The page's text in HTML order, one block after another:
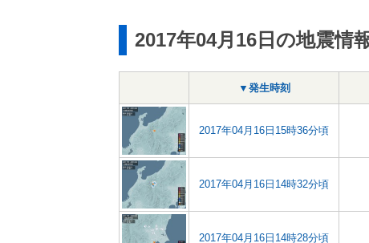
2017年04月16日の地震情
▼発生時刻
2017年04月16日15時36分頃
2017年04月16日14時32分頃
2017年04月16日14時28分頃